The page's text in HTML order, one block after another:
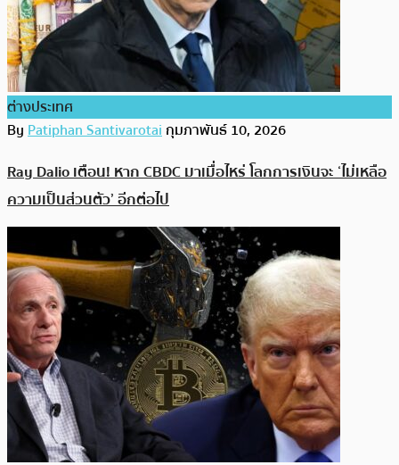
ต่างประเทศ
ByPatiphan Santivarotaiกุมภาพันธ์ 10, 2026
Ray Dalio เตือน! หาก CBDC มาเมื่อไหร่ โลกการเงินจะ ‘ไม่เหลือ
ความเป็นส่วนตัว’ อีกต่อไป